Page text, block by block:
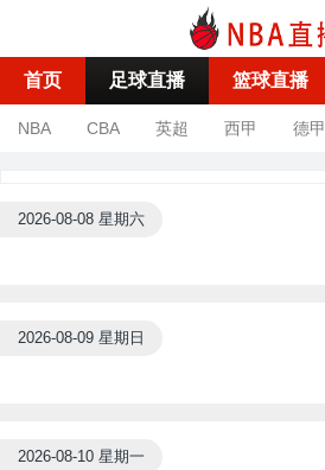
首页 足球直播 篮球直播
NBA CBA 英超 西甲 德甲
2026-08-08 星期六
2026-08-09 星期日
2026-08-10 星期一